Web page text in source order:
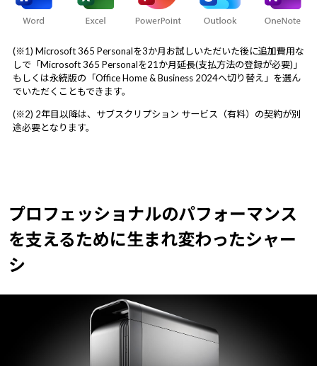
(※1) Microsoft 365 Personalを3か月お試しいただいた後に追加費用な
しで「Microsoft 365 Personalを21か月延長(支払方法の登録が必要)」
もしくは永続版の「Office Home & Business 2024へ切り替え」を選ん
でいただくこともできます。
(※2) 2年目以降は、サブスクリプション サービス（有料）の契約が別
途必要となります。
プロフェッショナルのパフォーマンス
を支えるために生まれ変わったシャー
シ